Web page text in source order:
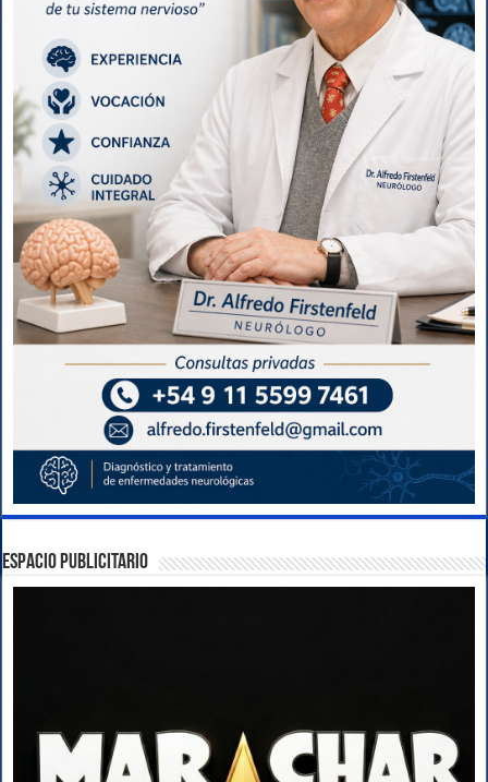
ESPACIO PUBLICITARIO